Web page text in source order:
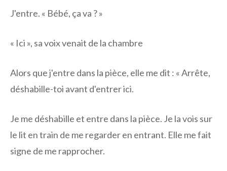
J'entre. « Bébé, ça va ? »
« Ici », sa voix venait de la chambre
Alors que j'entre dans la pièce, elle me dit : « Arrête,
déshabille-toi avant d'entrer ici.
Je me déshabille et entre dans la pièce. Je la vois sur
le lit en train de me regarder en entrant. Elle me fait
signe de me rapprocher.